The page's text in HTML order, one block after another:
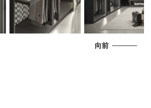
向前